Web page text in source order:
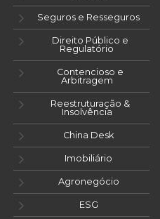
Seguros e Resseguros
Direito Público e
Regulatório
Contencioso e
Arbitragem
Reestruturação &
Insolvência
China Desk
Imobiliário
Agronegócio
ESG